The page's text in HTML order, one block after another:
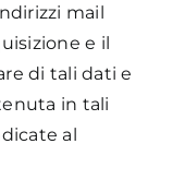
mail
e il
di tali dati e
in tali
al